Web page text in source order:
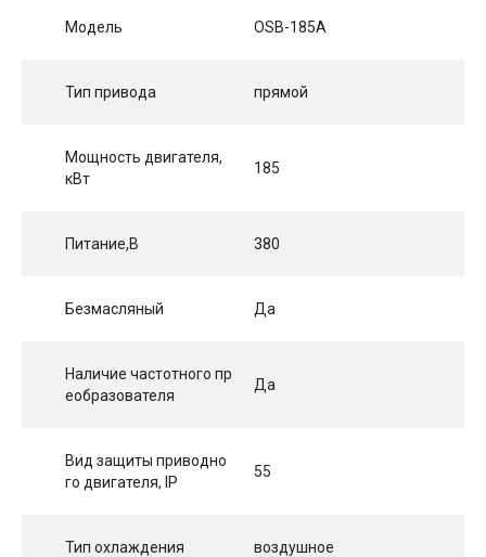
Модель OSB-185A
Тип привода прямой
Мощность двигателя,
кВт
185
Питание,В 380
Безмасляный Да
Наличие частотного пр
еобразователя
Да
Вид защиты приводно
го двигателя, IP
55
Тип охлаждения воздушное